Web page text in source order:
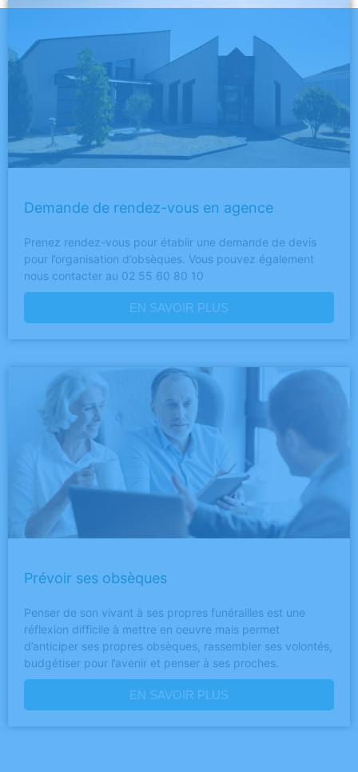
Demande de rendez-vous en agence
Prenez rendez-vous pour établir une demande de devis
pour l’organisation d’obsèques. Vous pouvez également
nous contacter au 02 55 60 80 10
EN SAVOIR PLUS
Prévoir ses obsèques
Penser de son vivant à ses propres funérailles est une
réflexion difficile à mettre en oeuvre mais permet
d’anticiper ses propres obsèques, rassembler ses volontés,
budgétiser pour l’avenir et penser à ses proches.
EN SAVOIR PLUS